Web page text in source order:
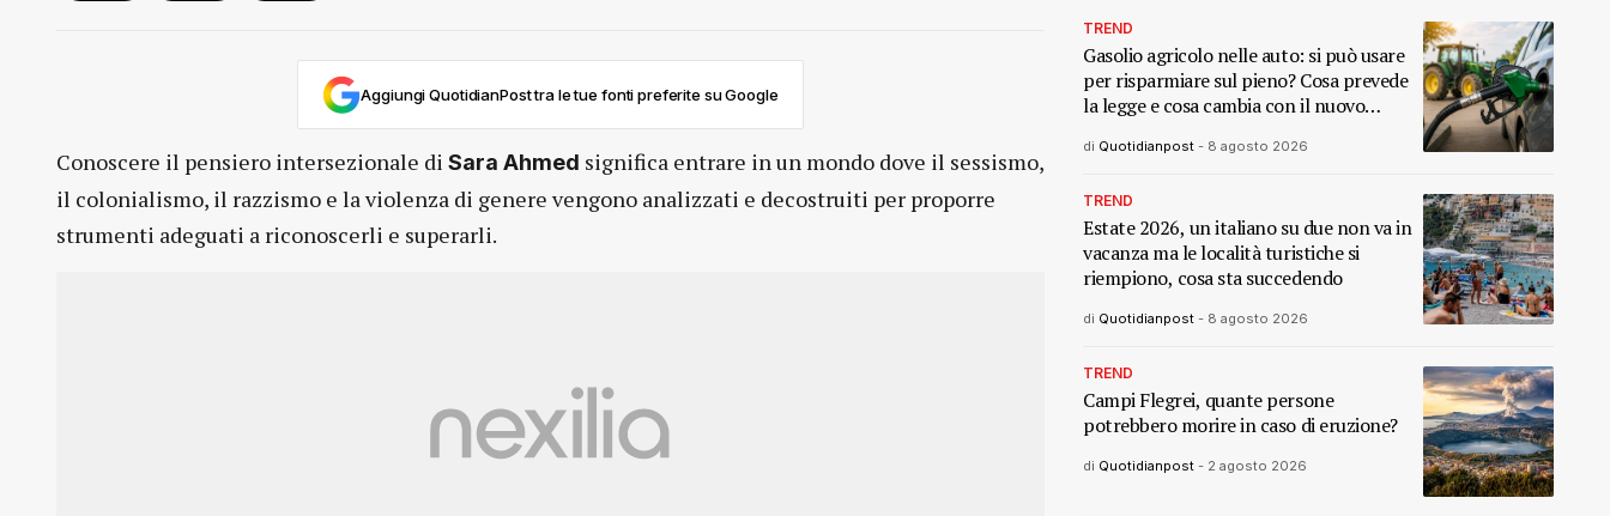
Aggiungi QuotidianPost tra le tue fonti preferite su Google
Conoscere il pensiero intersezionale di Sara Ahmed significa entrare in un mondo dove il sessismo,
il colonialismo, il razzismo e la violenza di genere vengono analizzati e decostruiti per proporre
strumenti adeguati a riconoscerli e superarli.
TREND
Gasolio agricolo nelle auto: si può usare
per risparmiare sul pieno? Cosa prevede
la legge e cosa cambia con il nuovo
di Quotidianpost - 8 agosto 2026
TREND
Estate 2026, un italiano su due non va in
vacanza ma le località turistiche si
riempiono, cosa sta succedendo
di Quotidianpost - 8 agosto 2026
TREND
Campi Flegrei, quante persone
potrebbero morire in caso di eruzione?
di Quotidianpost - 2 agosto 2026